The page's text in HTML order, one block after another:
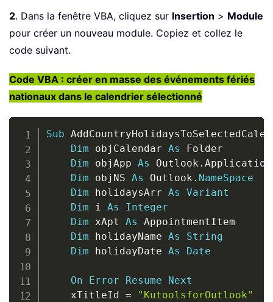
2. Dans la fenêtre VBA, cliquez sur Insertion > Module
pour créer un nouveau module. Copiez et collez le
code suivant.
Code VBA : créer en masse des événements fériés
nationaux dans le calendrier sélectionné
Sub
Dim objCalendar As Folder
Dim objApp As Outlook . Application
Dim objNS As Outlook . NameSpace
Dim holidaysArr As
Variant
Dim i As
Integer
Dim xApt As AppointmentItem
Dim holidayName As
String
Dim holidayDate As Date
On Error Resume
Next
    xTitleId
= "KutoolsforOutlook"
Copy